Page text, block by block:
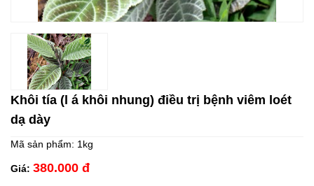
Khôi tía (l á khôi nhung) điều trị bệnh viêm loét
dạ dày
Mã sản phẩm: 1kg
Giá: 380.000 đ